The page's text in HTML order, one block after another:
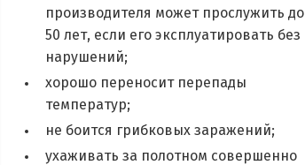
производителя может прослужить до
50 лет, если его эксплуатировать без
нарушений;
хорошо переносит перепады
температур;
не боится грибковых заражений;
ухаживать за полотном совершенно